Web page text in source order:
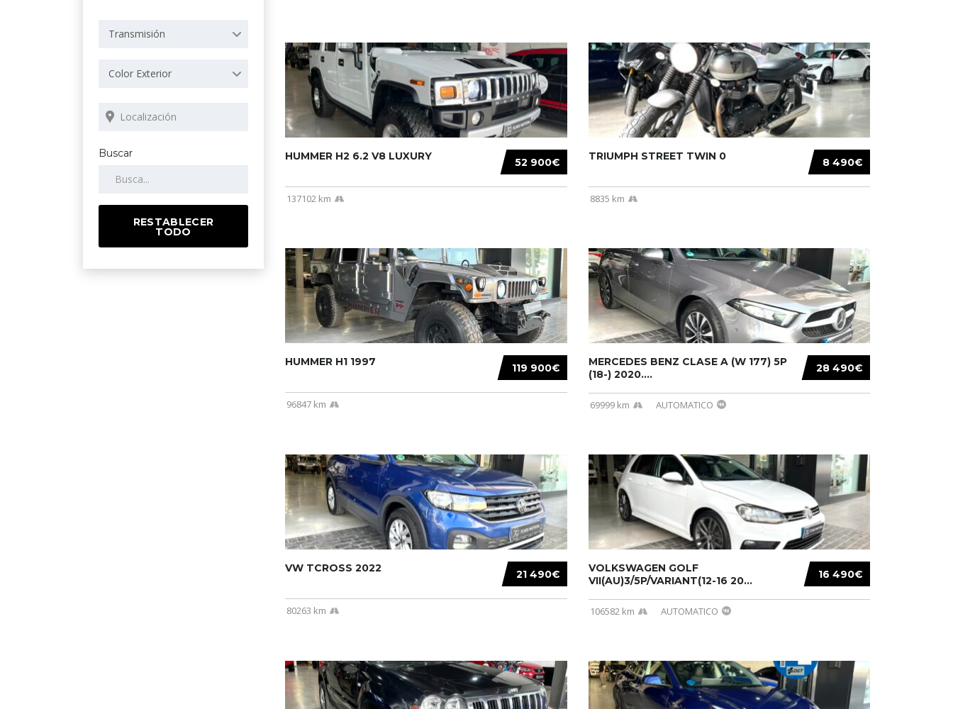
Transmisión
Color Exterior
Buscar
RESTABLECER
TODO
52 900€
HUMMER H2 6.2 V8 LUXURY
137102 km
8 490€
TRIUMPH STREET TWIN 0
8835 km
119 900€
HUMMER H1 1997
96847 km
28 490€
MERCEDES BENZ CLASE A (W 177) 5P
(18-) 2020....
69999 km AUTOMATICO
21 490€
VW TCROSS 2022
80263 km
16 490€
VOLKSWAGEN GOLF
VII(AU)3/5P/VARIANT(12-16 20...
106582 km AUTOMATICO